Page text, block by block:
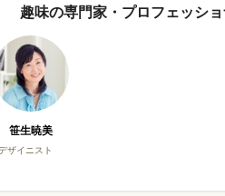
趣味の専門家・プロフェッシ
笹生暁美
ザイニスト